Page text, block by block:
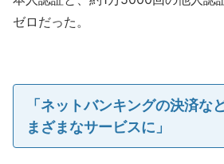
ゼロだった。
「ネットバンキングの決済な
まざまなサービスに」